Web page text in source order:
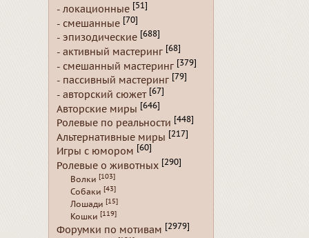
- локационные [51]
- смешанные [70]
- эпизодические [688]
- активный мастеринг [68]
- смешанный мастеринг [379]
- пассивный мастеринг [79]
- авторский сюжет [67]
Авторские миры [646]
Ролевые по реальности [448]
Альтернативные миры [217]
Игры с юмором [60]
Ролевые о животных [290]
Волки [103]
Собаки [43]
Лошади [15]
Кошки [119]
Форумки по мотивам [2979]